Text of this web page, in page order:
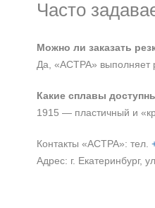
Часто
Можно ли заказать
Да, «АСТРА» выполняет
Какие сплавы
1915 — пластичный и
Контакты «АСТРА»: тел.
Адрес: г. Екатеринбург,